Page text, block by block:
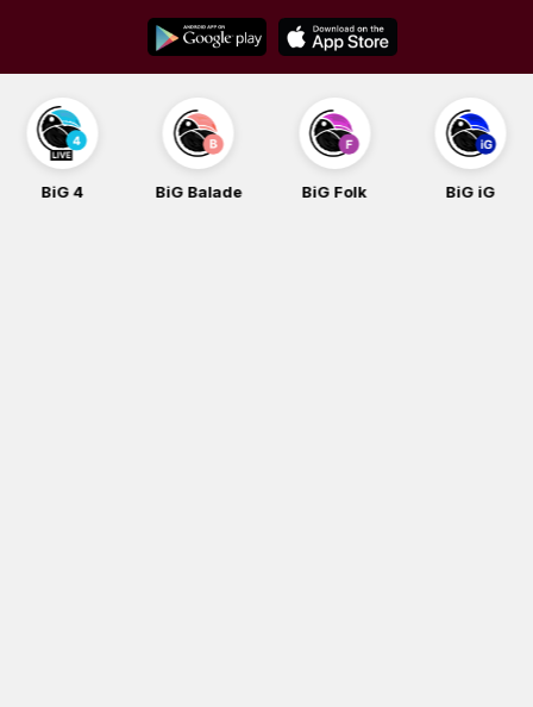
content
BiG Balade BiG Folk BiG iG BiG Rock